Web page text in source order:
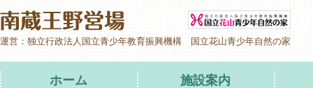
運営：独立行政法人国立青少年教育振興機構 国立花山青少年自然の家
ホーム 施設案内